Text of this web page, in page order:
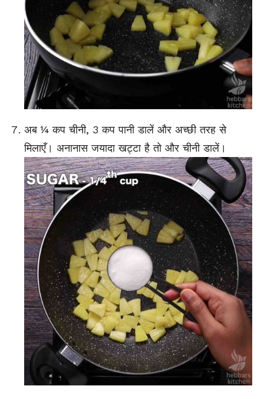
अब ¼ कप चीनी, 3 कप पानी डालें और अच्छी तरह से
मिलाएँ। अनानास जयादा खट्टा है तो और चीनी डालें।